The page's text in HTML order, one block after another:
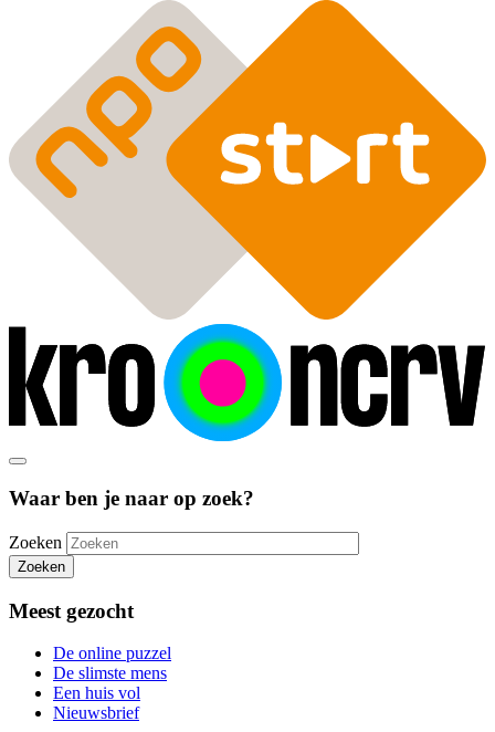
Waar ben je naar op zoek?
Zoeken
Zoeken
Meest gezocht
De online puzzel
De slimste mens
Een huis vol
Nieuwsbrief